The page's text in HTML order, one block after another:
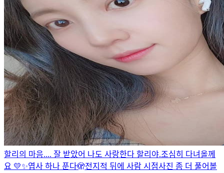
할리의 마음.... 잘 받았어 나도 사랑한다 할리야.조심히 다녀올께
요 💛✨엽사 하나 푼다🫣전지적 뒤에 사람 시점사진 좀 더 풀어볼